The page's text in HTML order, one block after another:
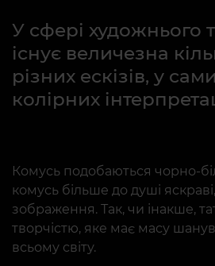
У сфері художнього
існує величезна
різних ескізів, у
колірних
Комусь подобаються чорно-
комусь більше до душі
зображення. Так, чи інакше,
творчістю, яке має масу
всьому світу.